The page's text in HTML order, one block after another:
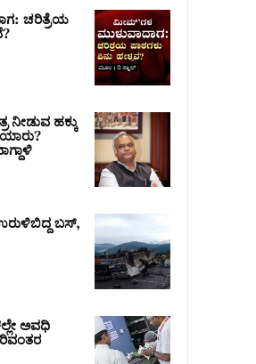
ಚರಿತ್ರೆಯ
ನೀಡುವ ಹಕ್ಕು
ಬಸ್‌,
ಅವಧಿ